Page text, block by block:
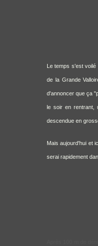
Le temps s'est
de la Grande
d'annoncer que ça
le soir en rentrant,
descendue en
Mais aujourd'hui et
serai rapidement